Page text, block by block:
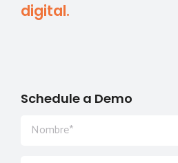
digital.
Schedule a Demo